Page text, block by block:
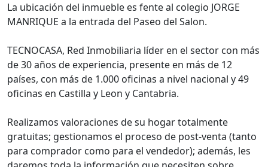
La ubicación del inmueble es fente al colegio JORGE
MANRIQUE a la entrada del Paseo del Salon.
TECNOCASA, Red Inmobiliaria líder en el sector con más
de 30 años de experiencia, presente en más de 12
países, con más de 1.000 oficinas a nivel nacional y 49
oficinas en Castilla y Leon y Cantabria.
Realizamos valoraciones de su hogar totalmente
gratuitas; gestionamos el proceso de post-venta (tanto
para comprador como para el vendedor); además, les